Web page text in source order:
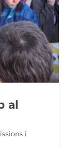
al
i